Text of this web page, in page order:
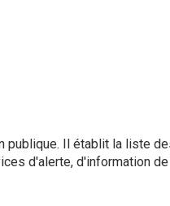
Il établit la liste
d'alerte, d'information